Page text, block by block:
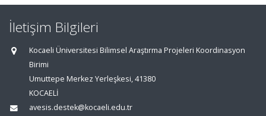
İletişim Bilgileri
Kocaeli Üniversitesi Bilimsel Araştırma Projeleri Koordinasyon
Birimi
Umuttepe Merkez Yerleşkesi, 41380
KOCAELİ
avesis.destek@kocaeli.edu.tr